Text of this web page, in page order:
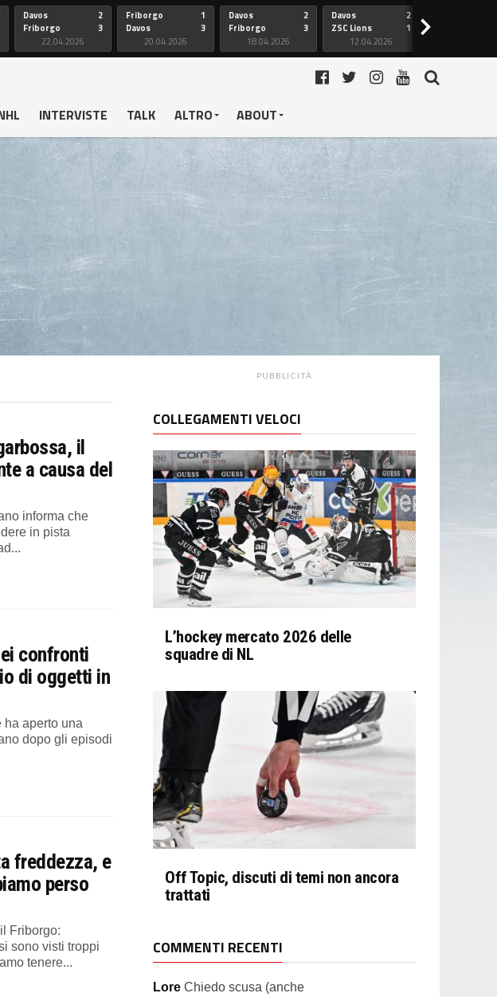
Davos
Friborgo
2
3
22.04.2026
Friborgo
Davos
1
3
20.04.2026
Davos
Friborgo
2
3
18.04.2026
Davos
ZSC Lions
2
1
12.04.2026
>
INTERVISTE TALK ALTRO ABOUT
il
a causa del
informa che
in pista
confronti
di oggetti in
ha aperto una
dopo gli episodi
freddezza, e
perso
Friborgo:
sono visti troppi
tenere...
PUBBLICITÀ
COLLEGAMENTI VELOCI
L’hockey mercato 2026 delle
squadre di NL
Off Topic, discuti di temi non ancora
trattati
COMMENTI RECENTI
Lore Chiedo scusa (anche